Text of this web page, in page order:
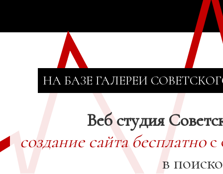
НА БАЗЕ ГАЛЕРЕИ
Веб студия
создание сайта бесплатнос
в